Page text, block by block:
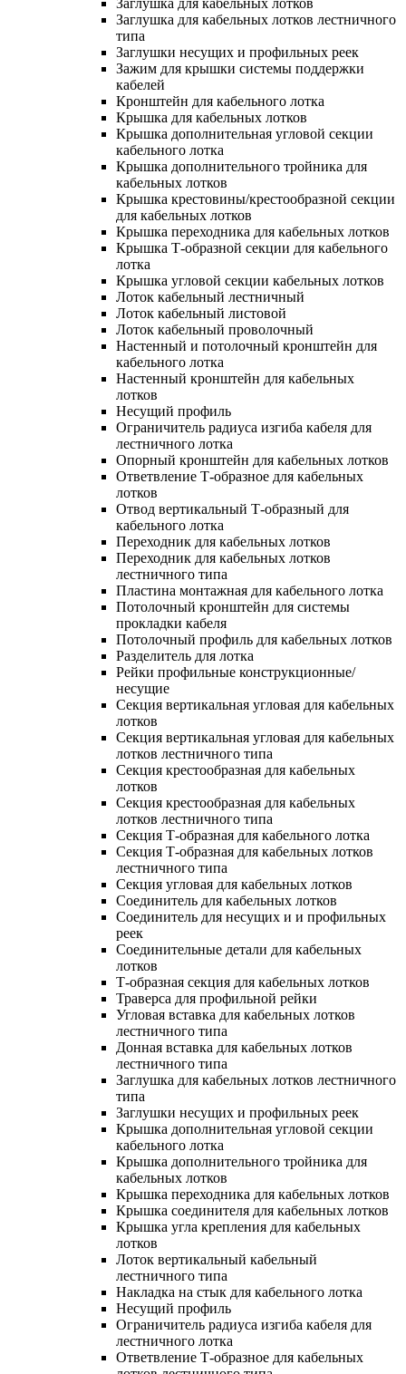
Заглушка для кабельных лотков лестничного
типа
Заглушки несущих и профильных реек
Зажим для крышки системы поддержки
кабелей
Кронштейн для кабельного лотка
Крышка для кабельных лотков
Крышка дополнительная угловой секции
кабельного лотка
Крышка дополнительного тройника для
кабельных лотков
Крышка крестовины/крестообразной секции
для кабельных лотков
Крышка переходника для кабельных лотков
Крышка Т-образной секции для кабельного
лотка
Крышка угловой секции кабельных лотков
Лоток кабельный лестничный
Лоток кабельный листовой
Лоток кабельный проволочный
Настенный и потолочный кронштейн для
кабельного лотка
Настенный кронштейн для кабельных
лотков
Несущий профиль
Ограничитель радиуса изгиба кабеля для
лестничного лотка
Опорный кронштейн для кабельных лотков
Ответвление Т-образное для кабельных
лотков
Отвод вертикальный Т-образный для
кабельного лотка
Переходник для кабельных лотков
Переходник для кабельных лотков
лестничного типа
Пластина монтажная для кабельного лотка
Потолочный кронштейн для системы
прокладки кабеля
Потолочный профиль для кабельных лотков
Разделитель для лотка
Рейки профильные конструкционные/
несущие
Секция вертикальная угловая для кабельных
лотков
Секция вертикальная угловая для кабельных
лотков лестничного типа
Секция крестообразная для кабельных
лотков
Секция крестообразная для кабельных
лотков лестничного типа
Секция Т-образная для кабельного лотка
Секция Т-образная для кабельных лотков
лестничного типа
Секция угловая для кабельных лотков
Соединитель для кабельных лотков
Соединитель для несущих и и профильных
реек
Соединительные детали для кабельных
лотков
Т-образная секция для кабельных лотков
Траверса для профильной рейки
Угловая вставка для кабельных лотков
лестничного типа
Донная вставка для кабельных лотков
лестничного типа
Заглушка для кабельных лотков лестничного
типа
Заглушки несущих и профильных реек
Крышка дополнительная угловой секции
кабельного лотка
Крышка дополнительного тройника для
кабельных лотков
Крышка переходника для кабельных лотков
Крышка соединителя для кабельных лотков
Крышка угла крепления для кабельных
лотков
Лоток вертикальный кабельный
лестничного типа
Накладка на стык для кабельного лотка
Несущий профиль
Ограничитель радиуса изгиба кабеля для
лестничного лотка
Ответвление Т-образное для кабельных